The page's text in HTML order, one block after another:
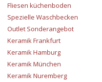
Fliesen küchenboden
Spezielle Waschbecken
Outlet Sonderangebot
Keramik Frankfurt
Keramik Hamburg
Keramik München
Keramik Nuremberg